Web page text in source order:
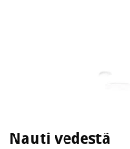
Nauti vedestä